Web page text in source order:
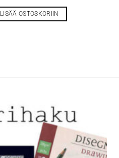
LISÄÄ OSTOSKORIIN